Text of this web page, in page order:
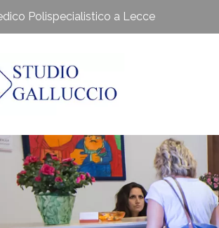
Polispecialistico a Lecce